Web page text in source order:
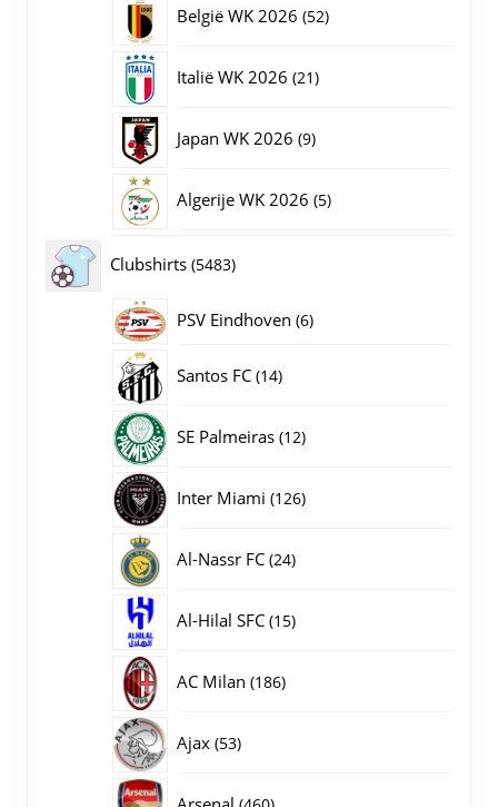
België WK 2026 5252
Italië WK 2026 2121
Japan WK 2026 99
Algerije WK 2026 55
Clubshirts 54835483
producten
PSV Eindhoven 66
Santos FC 1414
SE Palmeiras 1212
Inter Miami 126126
Al-Nassr FC 2424
Al-Hilal SFC 1515
AC Milan 186186
Ajax 5353
460